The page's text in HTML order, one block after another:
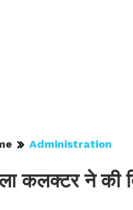
Administration
कलक्टर ने की